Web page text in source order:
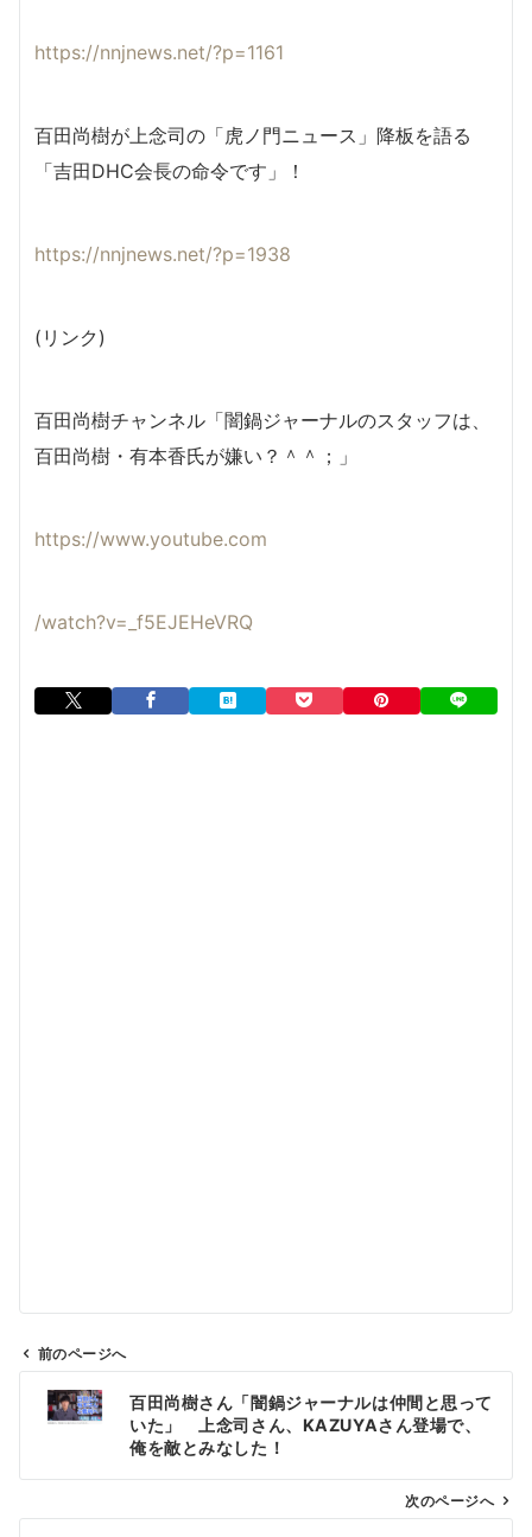
https://nnjnews.net/?p=1161
百田尚樹が上念司の「虎ノ門ニュース」降板を語る
「吉田DHC会長の命令です」！
https://nnjnews.net/?p=1938
(リンク)
百田尚樹チャンネル「闇鍋ジャーナルのスタッフは、
百田尚樹・有本香氏が嫌い？＾＾；」
https://www.youtube.com
/watch?v=_f5EJEHeVRQ
ビ
前のページへ
百田尚樹さん「闇鍋ジャーナルは仲間と思って
いた」 上念司さん、KAZUYAさん登場で、
俺を敵とみなした！
次のページへ